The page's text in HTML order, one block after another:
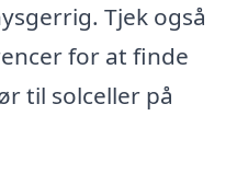
Tjek også
for at finde
til solceller på